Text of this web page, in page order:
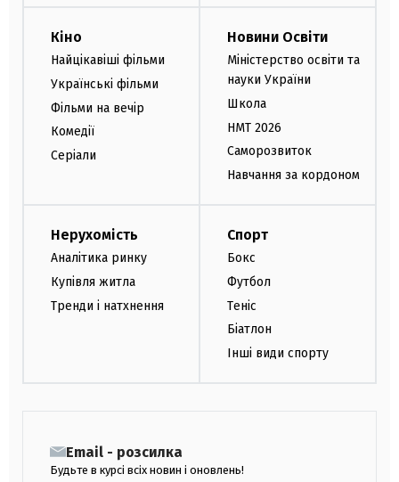
Кіно
Найцікавіші фільми
Українські фільми
Фільми на вечір
Комедії
Серіали
Новини Освіти
Міністерство освіти та
науки України
Школа
НМТ 2026
Саморозвиток
Навчання за кордоном
Нерухомість
Аналітика ринку
Купівля житла
Тренди і натхнення
Спорт
Бокс
Футбол
Теніс
Біатлон
Інші види спорту
Email - розсилка
Будьте в курсі всіх новин і оновлень!